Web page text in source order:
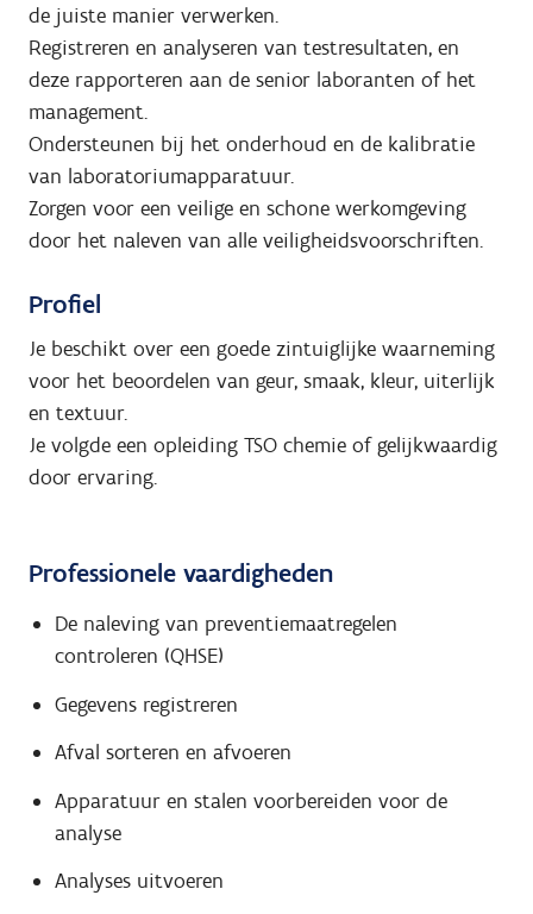
de juiste manier verwerken.
Registreren en analyseren van testresultaten, en
deze rapporteren aan de senior laboranten of het
management.
Ondersteunen bij het onderhoud en de kalibratie
van laboratoriumapparatuur.
Zorgen voor een veilige en schone werkomgeving
door het naleven van alle veiligheidsvoorschriften.
Profiel
Je beschikt over een goede zintuiglijke waarneming
voor het beoordelen van geur, smaak, kleur, uiterlijk
en textuur.
Je volgde een opleiding TSO chemie of gelijkwaardig
door ervaring.
Professionele vaardigheden
De naleving van preventiemaatregelen
controleren (QHSE)
Gegevens registreren
Afval sorteren en afvoeren
Apparatuur en stalen voorbereiden voor de
analyse
Analyses uitvoeren